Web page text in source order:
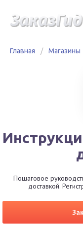
Главная / Магазины
Пошаговое
доставкой.